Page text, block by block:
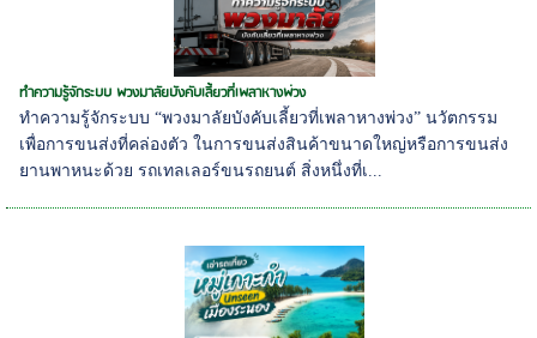
ทำความรู้จักระบบ พวงมาลัยบังคับเลี้ยวที่เพลาหางพ่วง
ทำความรู้จักระบบ “พวงมาลัยบังคับเลี้ยวที่เพลาหางพ่วง” นวัตกรรม
เพื่อการขนส่งที่คล่องตัว ในการขนส่งสินค้าขนาดใหญ่หรือการขนส่ง
ยานพาหนะด้วย รถเทลเลอร์ขนรถยนต์ สิ่งหนึ่งที่เ...